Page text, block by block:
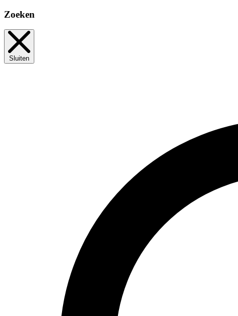
Zoeken
Sluiten